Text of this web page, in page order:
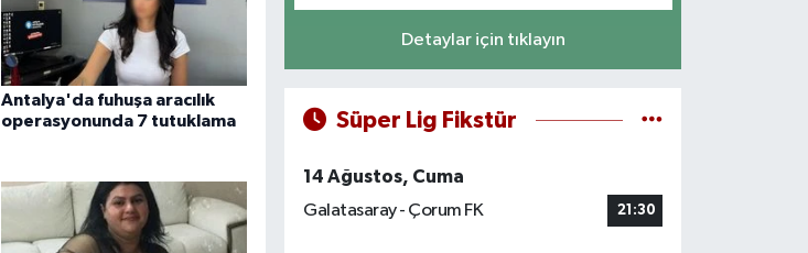
Antalya'da fuhuşa aracılık
operasyonunda 7 tutuklama
Detaylar için tıklayın
Süper Lig Fikstür
14 Ağustos, Cuma
Galatasaray - Çorum FK
21:30